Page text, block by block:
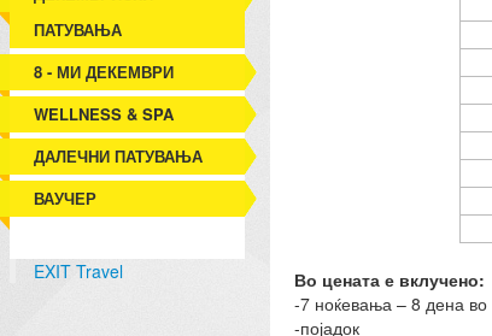
ПАТУВАЊА
8 - МИ ДЕКЕМВРИ
WELLNESS & SPA
ДАЛЕЧНИ ПАТУВАЊА
ВАУЧЕР
EXIT Travel
Во цената е вклучено:
-7 ноќевања – 8 дена
-појадок